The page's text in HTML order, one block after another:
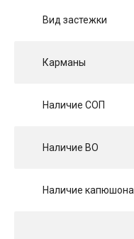
Вид застежки
Карманы
Наличие СОП
Наличие ВО
Наличие капюшона